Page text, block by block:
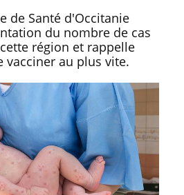
de Santé d'Occitanie
du nombre de cas
région et rappelle
vacciner au plus vite.